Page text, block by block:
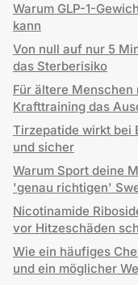
Warum GLP-1-
kann
Von null auf nur 5
das Sterberisiko
Für ältere
Krafttraining das
Tirzepatide wirkt bei
und sicher
Warum Sport deine
'genau richtigen'
Nicotinamide
vor Hitzeschäden
Wie ein häufiges
und ein möglicher